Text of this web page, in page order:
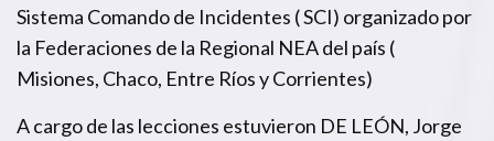
Sistema Comando de Incidentes ( SCI) organizado por
la Federaciones de la Regional NEA del país (
Misiones, Chaco, Entre Ríos y Corrientes)
A cargo de las lecciones estuvieron DE LEÓN, Jorge